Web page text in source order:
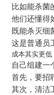
比如能杀菌
他们还懂得
既能杀灭细
这是普通员
成本其实更低
自己组建一
首先，要招
其次，清洁